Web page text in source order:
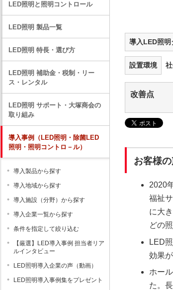
導入LED照明
設置環境
改善点
お客様
2020
福祉
に大
どの
LED
効果
ホー
た。
LED照明と照明コントロール
LED照明 製品一覧
LED照明 特長・選び方
LED照明 補助金・税制・リー
ス・レンタル
LED照明 サポート・大塚商会の
取り組み
導入事例（LED照明・除菌LED
照明・照明コントロ－ル）
導入製品から探す
導入地域から探す
導入施設（分野）から探す
導入企業一覧から探す
条件を指定して絞り込む
【厳選】LED導入事例 担当者リア
ルインタビュー
LED照明導入企業の声（動画）
LED照明導入事例集をプレゼント